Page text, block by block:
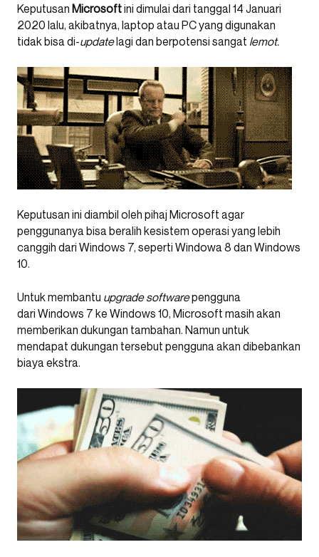
Keputusan Microsoftini dimulai dari tanggal 14 Januari
2020 lalu, akibatnya, laptop atau PC yang digunakan
tidak bisa di-updatelagi dan berpotensi sangat lemot.
Keputusan ini diambil oleh pihaj Microsoft agar
penggunanya bisa beralih kesistem operasi yang lebih
canggih dari Windows 7, seperti Windowa 8 dan Windows
10.
Untuk membantu upgradesoftwarepengguna
dari Windows 7 ke Windows 10, Microsoft masih akan
memberikan dukungan tambahan. Namun untuk
mendapat dukungan tersebut pengguna akan dibebankan
biaya ekstra.